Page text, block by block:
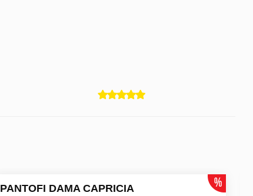
PANTOFI DAMA CAPRICIA